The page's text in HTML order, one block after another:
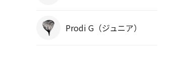
Prodi G（ジュニア）